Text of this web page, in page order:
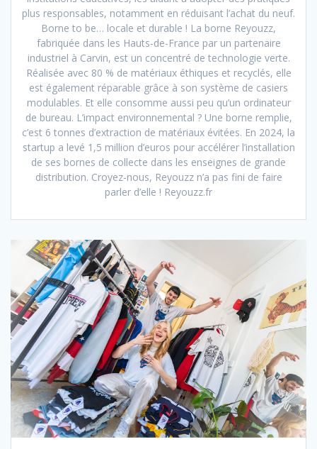
plus responsables, notamment en réduisant l’achat du neuf.
Borne to be… locale et durable ! La borne Reyouzz,
fabriquée dans les Hauts-de-France par un partenaire
industriel à Carvin, est un concentré de technologie verte.
Réalisée avec 80 % de matériaux éthiques et recyclés, elle
est également réparable grâce à son système de casiers
modulables. Et elle consomme aussi peu qu’un ordinateur
de bureau. L’impact environnemental ? Une borne remplie,
c’est 6 tonnes d’extraction de matériaux évitées. En 2024, la
startup a levé 1,5 million d’euros pour accélérer l’installation
de ses bornes de collecte dans les enseignes de grande
distribution. Croyez-nous, Reyouzz n’a pas fini de faire
parler d’elle ! Reyouzz.fr